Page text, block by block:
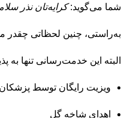
شما می‌گوید:کرایه‌تان نذر
به‌راستی، چنین لحظاتی چقدر
البته این خدمت‌رسانی تنها
ویزیت رایگان توسط پزشکان
اهدای شاخه گل